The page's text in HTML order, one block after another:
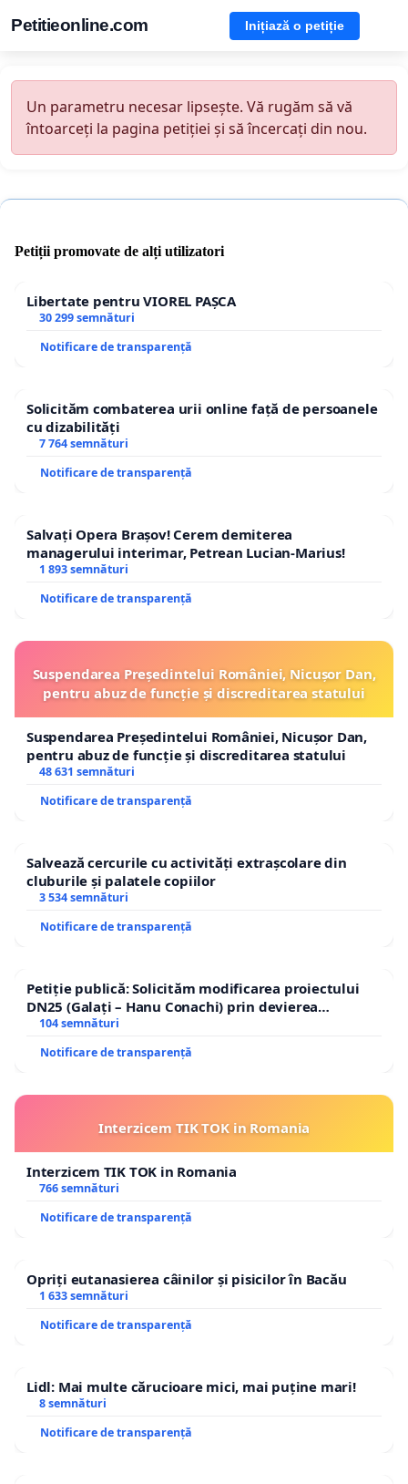
Petitieonline.com Inițiază o petiție
Un parametru necesar lipsește. Vă rugăm să vă
întoarceți la pagina petiției și să încercați din nou.
Petiții promovate de alți utilizatori
Libertate pentru VIOREL PAȘCA
30 299 semnături
Notificare de transparență
Solicităm combaterea urii online față de persoanele
cu dizabilități
7 764 semnături
Notificare de transparență
Salvați Opera Brașov! Cerem demiterea
managerului interimar, Petrean Lucian-Marius!
1 893 semnături
Notificare de transparență
Suspendarea Președintelui României, Nicușor Dan,
pentru abuz de funcție și discreditarea statului
Suspendarea Președintelui României, Nicușor Dan,
pentru abuz de funcție și discreditarea statului
48 631 semnături
Notificare de transparență
Salvează cercurile cu activități extrașcolare din
cluburile și palatele copiilor
3 534 semnături
Notificare de transparență
Petiție publică: Solicităm modificarea proiectului
DN25 (Galați – Hanu Conachi) prin devierea
traseului în afara localităților!
104 semnături
Notificare de transparență
Interzicem TIK TOK in Romania
Interzicem TIK TOK in Romania
766 semnături
Notificare de transparență
Opriți eutanasierea câinilor și pisicilor în Bacău
1 633 semnături
Notificare de transparență
Lidl: Mai multe cărucioare mici, mai puține mari!
8 semnături
Notificare de transparență